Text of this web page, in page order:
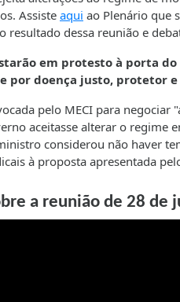
Assisteaqui ao Plenário que
resultado dessa reunião e
em protesto à porta
por doença justo, protetor
pelo MECI para
aceitasse alterar o regime
considerou não haver
à proposta apresentada
a reunião de 28 de